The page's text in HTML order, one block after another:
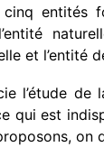
entités
et l’entité
l’étude de
qui est
on